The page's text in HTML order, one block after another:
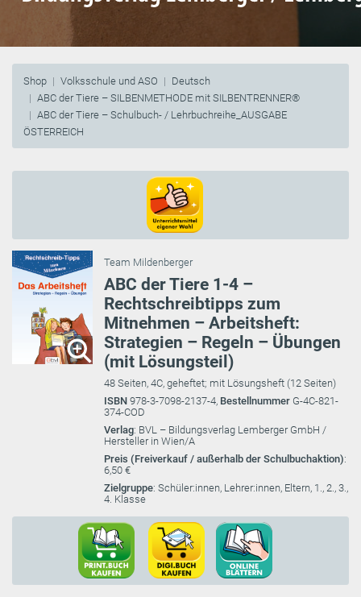
Shop Volksschule und ASO
Deutsch
ABC der Tiere – SILBENMETHODE mit SILBENTRENNER®
ABC der Tiere – Schulbuch- / Lehrbuchreihe_AUSGABE
ÖSTERREICH
Team Mildenberger
ABC der Tiere 1-4 –
Rechtschreibtipps zum
Mitnehmen – Arbeitsheft:
Strategien – Regeln – Übungen
(mit Lösungsteil)
48 Seiten, 4C, geheftet; mit Lösungsheft (12 Seiten)
ISBN 978-3-7098-2137-4, Bestellnummer G-4C-821-
374-COD
Verlag: BVL – Bildungsverlag Lemberger GmbH /
Hersteller in Wien/A
Preis (Freiverkauf / außerhalb der Schulbuchaktion):
6,50 €
Zielgruppe: Schüler:innen, Lehrer:innen, Eltern, 1., 2., 3.,
4. Klasse